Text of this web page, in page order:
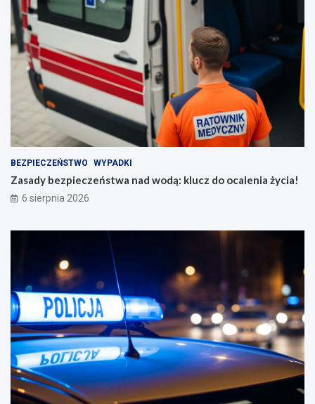
BEZPIECZEŃSTWO WYPADKI
Zasady bezpieczeństwa nad wodą: klucz do ocalenia życia!
6 sierpnia 2026